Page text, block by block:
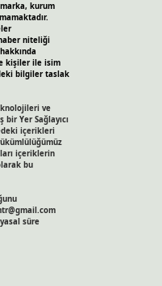
kurum
niteliği
kişiler ile isim
bilgiler taslak
ve
Yer Sağlayıcı
içerikleri
içeriklerin
bu
süre